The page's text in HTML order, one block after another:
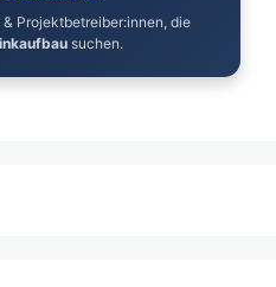
Projektbetreiber:innen, die
suchen.